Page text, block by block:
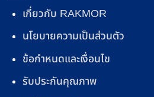
เกี่ยวกับ RAKMOR
นโยบายความเป็นส่วนตัว
ข้อกำหนดและเงื่อนไข
รับประกันคุณภาพ